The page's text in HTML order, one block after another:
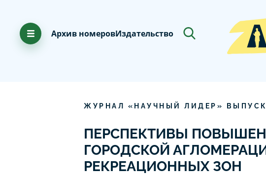
Архив номеровИздательство
ЖУРНАЛ «НАУЧНЫЙ ЛИДЕР»
ПЕРСПЕКТИВЫ
ГОРОДСКОЙ
РЕКРЕАЦИОННЫХ ЗОН